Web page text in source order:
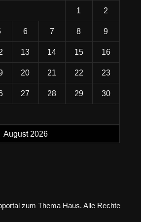
August 2026
1 2
6 7 8 9
13 14 15 16
20 21 22 23
27 28 29 30
zum Thema Haus. Alle Rechte